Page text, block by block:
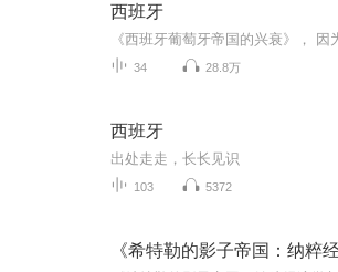
西班牙
34 28.8万
西班牙
出处走走，长长见识
103 5372